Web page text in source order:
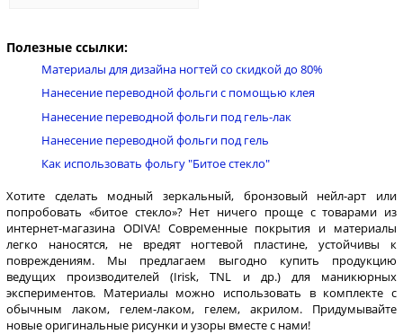
Полезные ссылки:
Материалы для дизайна ногтей со скидкой до 80%
Нанесение переводной фольги с помощью клея
Нанесение переводной фольги под гель-лак
Нанесение переводной фольги под гель
Как использовать фольгу "Битое стекло"
Хотите сделать модный зеркальный, бронзовый нейл-арт или
попробовать «битое стекло»? Нет ничего проще с товарами из
интернет-магазина ODIVA! Современные покрытия и материалы
легко наносятся, не вредят ногтевой пластине, устойчивы к
повреждениям. Мы предлагаем выгодно купить продукцию
ведущих производителей (Irisk, TNL и др.) для маникюрных
экспериментов. Материалы можно использовать в комплекте с
обычным лаком, гелем-лаком, гелем, акрилом. Придумывайте
новые оригинальные рисунки и узоры вместе с нами!